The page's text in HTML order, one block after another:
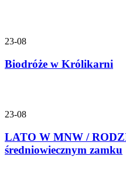
23-08
Biodróże w Królikarni
23-08
LATO W MNW /
średniowiecznym zamku